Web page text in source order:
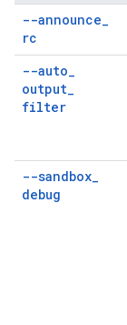
--announce_
rc
--auto_
output_
filter
--sandbox_
debug